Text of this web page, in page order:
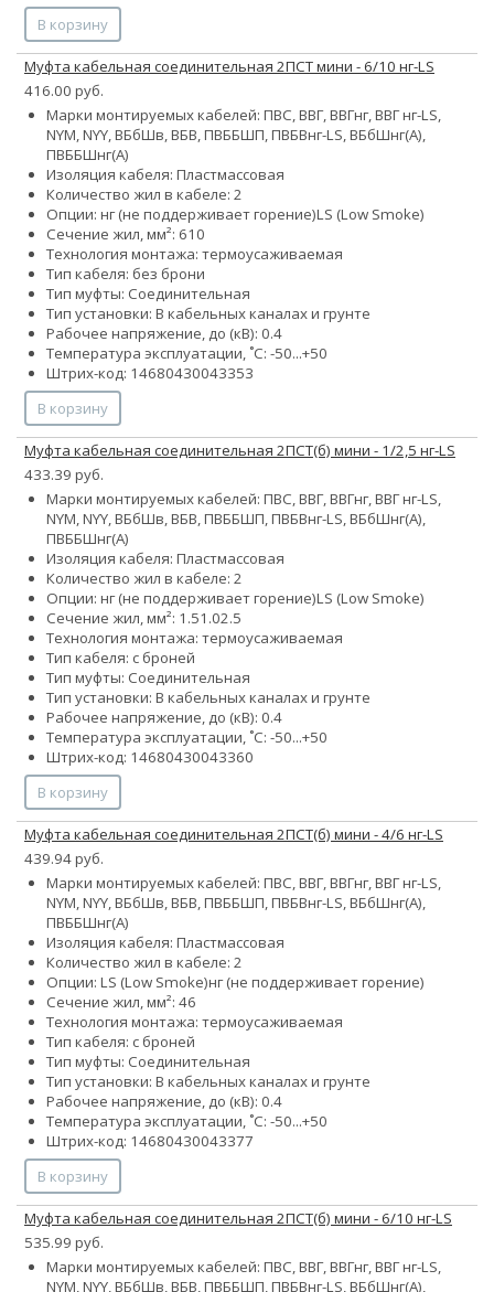
В корзину
Муфта кабельная соединительная 2ПСТ мини - 6/10 нг-LS
416.00 руб.
Марки монтируемых кабелей: ПВС, ВВГ, ВВГнг, ВВГ нг-LS,
NYM, NYY, ВБбШв, ВБВ, ПВББШП, ПВБВнг-LS, ВБбШнг(А),
ПВББШнг(А)
Изоляция кабеля: Пластмассовая
Количество жил в кабеле: 2
Опции: нг (не поддерживает горение)LS (Low Smoke)
Сечение жил, мм²: 610
Технология монтажа: термоусаживаемая
Тип кабеля: без брони
Тип муфты: Соединительная
Тип установки: В кабельных каналах и грунте
Рабочее напряжение, до (кВ): 0.4
Температура эксплуатации, ˚С: -50...+50
Штрих-код: 14680430043353
В корзину
Муфта кабельная соединительная 2ПСТ(б) мини - 1/2,5 нг-LS
433.39 руб.
Марки монтируемых кабелей: ПВС, ВВГ, ВВГнг, ВВГ нг-LS,
NYM, NYY, ВБбШв, ВБВ, ПВББШП, ПВБВнг-LS, ВБбШнг(А),
ПВББШнг(А)
Изоляция кабеля: Пластмассовая
Количество жил в кабеле: 2
Опции: нг (не поддерживает горение)LS (Low Smoke)
Сечение жил, мм²: 1.51.02.5
Технология монтажа: термоусаживаемая
Тип кабеля: с броней
Тип муфты: Соединительная
Тип установки: В кабельных каналах и грунте
Рабочее напряжение, до (кВ): 0.4
Температура эксплуатации, ˚С: -50...+50
Штрих-код: 14680430043360
В корзину
Муфта кабельная соединительная 2ПСТ(б) мини - 4/6 нг-LS
439.94 руб.
Марки монтируемых кабелей: ПВС, ВВГ, ВВГнг, ВВГ нг-LS,
NYM, NYY, ВБбШв, ВБВ, ПВББШП, ПВБВнг-LS, ВБбШнг(А),
ПВББШнг(А)
Изоляция кабеля: Пластмассовая
Количество жил в кабеле: 2
Опции: LS (Low Smoke)нг (не поддерживает горение)
Сечение жил, мм²: 46
Технология монтажа: термоусаживаемая
Тип кабеля: с броней
Тип муфты: Соединительная
Тип установки: В кабельных каналах и грунте
Рабочее напряжение, до (кВ): 0.4
Температура эксплуатации, ˚С: -50...+50
Штрих-код: 14680430043377
В корзину
Муфта кабельная соединительная 2ПСТ(б) мини - 6/10 нг-LS
535.99 руб.
Марки монтируемых кабелей: ПВС, ВВГ, ВВГнг, ВВГ нг-LS,
NYM, NYY, ВБбШв, ВБВ, ПВББШП, ПВБВнг-LS, ВБбШнг(А),